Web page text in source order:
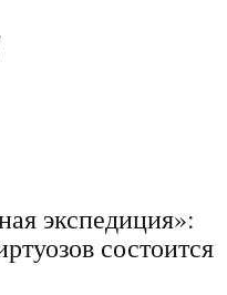
экспедиция»:
состоится